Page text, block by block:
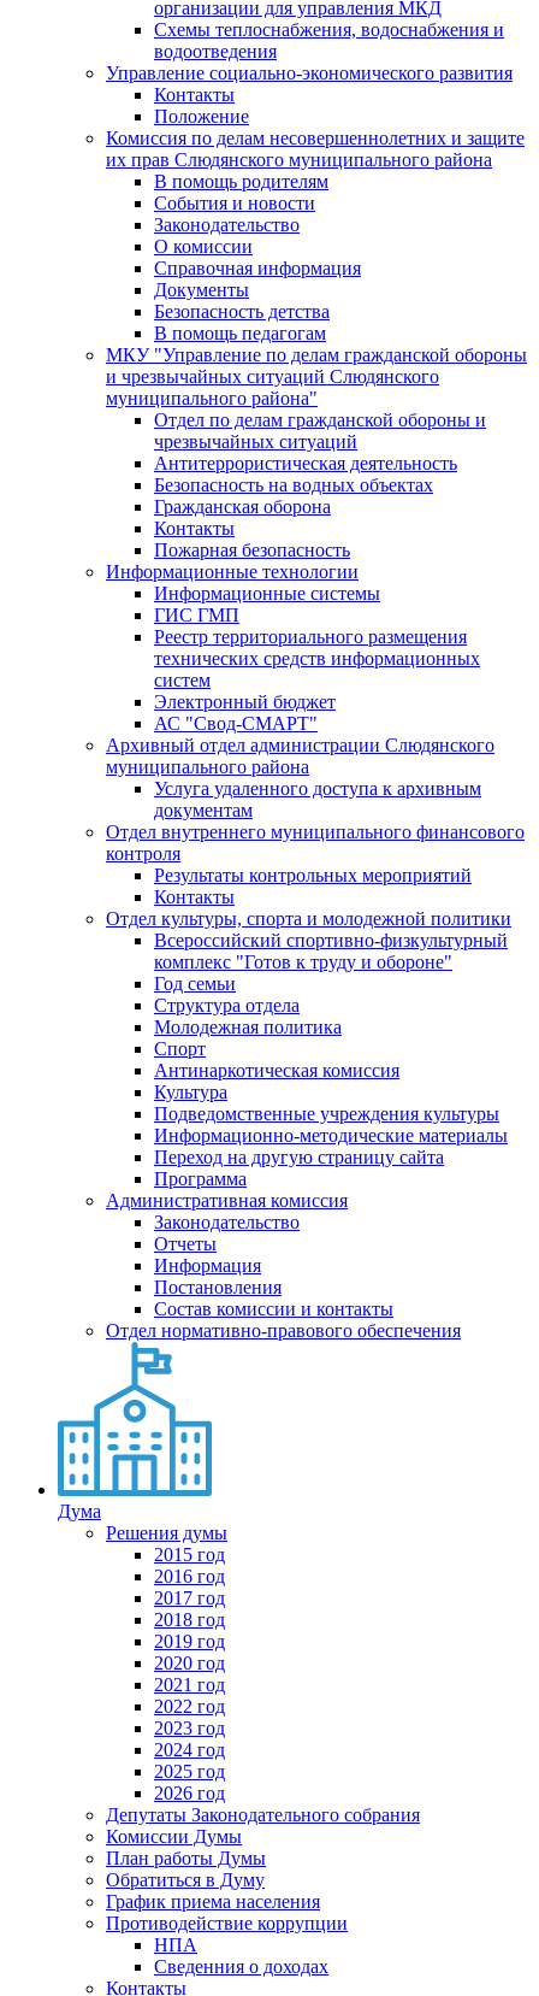
организации для управления МКД
Схемы теплоснабжения, водоснабжения и
водоотведения
Управление социально-экономического развития
Контакты
Положение
Комиссия по делам несовершеннолетних и защите
их прав Слюдянского муниципального района
В помощь родителям
События и новости
Законодательство
О комиссии
Справочная информация
Документы
Безопасность детства
В помощь педагогам
МКУ "Управление по делам гражданской обороны
и чрезвычайных ситуаций Слюдянского
муниципального района"
Отдел по делам гражданской обороны и
чрезвычайных ситуаций
Антитеррористическая деятельность
Безопасность на водных объектах
Гражданская оборона
Контакты
Пожарная безопасность
Информационные технологии
Информационные системы
ГИС ГМП
Реестр территориального размещения
технических средств информационных
систем
Электронный бюджет
АС "Свод-СМАРТ"
Архивный отдел администрации Слюдянского
муниципального района
Услуга удаленного доступа к архивным
документам
Отдел внутреннего муниципального финансового
контроля
Результаты контрольных мероприятий
Контакты
Отдел культуры, спорта и молодежной политики
Всероссийский спортивно-физкультурный
комплекс "Готов к труду и обороне"
Год семьи
Структура отдела
Молодежная политика
Спорт
Антинаркотическая комиссия
Культура
Подведомственные учреждения культуры
Информационно-методические материалы
Переход на другую страницу сайта
Программа
Административная комиссия
Законодательство
Отчеты
Информация
Постановления
Состав комиссии и контакты
Отдел нормативно-правового обеспечения
Дума
Решения думы
2015 год
2016 год
2017 год
2018 год
2019 год
2020 год
2021 год
2022 год
2023 год
2024 год
2025 год
2026 год
Депутаты Законодательного собрания
Комиссии Думы
План работы Думы
Обратиться в Думу
График приема населения
Противодействие коррупции
НПА
Сведенния о доходах
Контакты